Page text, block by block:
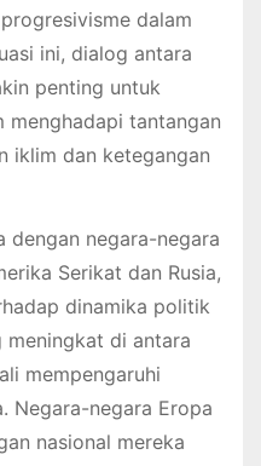
dalam
ini, dialog antara
penting untuk
menghadapi tantangan
iklim dan ketegangan
dengan negara-negara
Serikat dan Rusia,
dinamika politik
meningkat di antara
mempengaruhi
Negara-negara Eropa
nasional mereka